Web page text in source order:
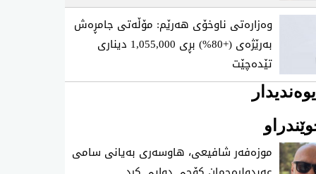
وەزارەتی ناوخۆی هەرێم: مۆڵەتی جامڕەش
بەرێژەی (+80%) بڕی 1,055,000 دیناری
تێدەچێت
موزه‌فه‌ر شافیعی، هاوسه‌ری به‌یانی سامی